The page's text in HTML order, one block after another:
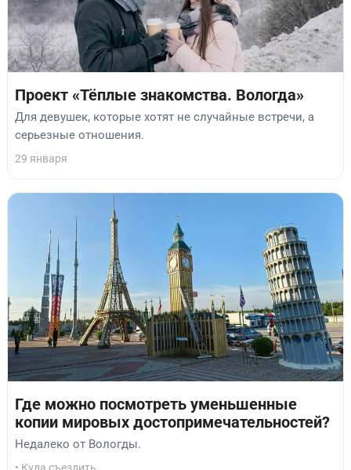
Проект «Тёплые знакомства. Вологда»
Для девушек, которые хотят не случайные встречи, а
серьезные отношения.
29 января
Где можно посмотреть уменьшенные
копии мировых достопримечательностей?
Недалеко от Вологды.